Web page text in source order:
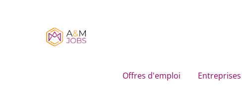
Offres d'emploi